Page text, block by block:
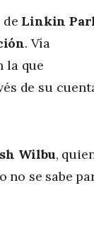
de Linkin
. Vía
la que
de su
Wilbu,
no se sabe